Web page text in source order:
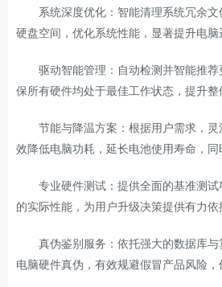
系统深度优化：智能清理系统冗余文
硬盘空间，优化系统性能，显著提升电脑
驱动智能管理：自动检测并智能推荐
保所有硬件均处于最佳工作状态，提升整
节能与降温方案：根据用户需求，灵
效降低电脑功耗，延长电池使用寿命，同
专业硬件测试：提供全面的基准测试
的实际性能，为用户升级决策提供有力依
真伪鉴别服务：依托强大的数据库与
电脑硬件真伪，有效规避假冒产品风险，